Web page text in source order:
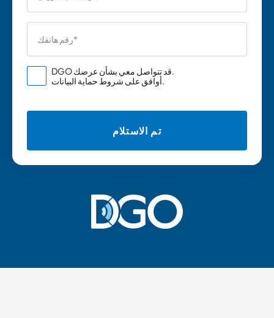
أوافق على شروط حماية البيانات